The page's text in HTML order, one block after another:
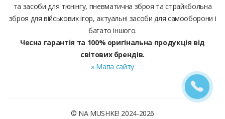
та засоби для тюнінгу, пневматична зброя та страйкбольна
зброя для військових ігор, актуальні засоби для самооборони і
багато іншого.
Чесна гарантія та 100% оригінальна продукція від
світових брендів.
» Мапа сайту
© NA MUSHKE! 2024-2026